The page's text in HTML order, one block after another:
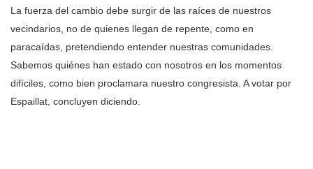
La fuerza del cambio debe surgir de las raíces de nuestros
vecindarios, no de quienes llegan de repente, como en
paracaídas, pretendiendo entender nuestras comunidades.
Sabemos quiénes han estado con nosotros en los momentos
difíciles, como bien proclamara nuestro congresista. A votar por
Espaillat, concluyen diciendo.